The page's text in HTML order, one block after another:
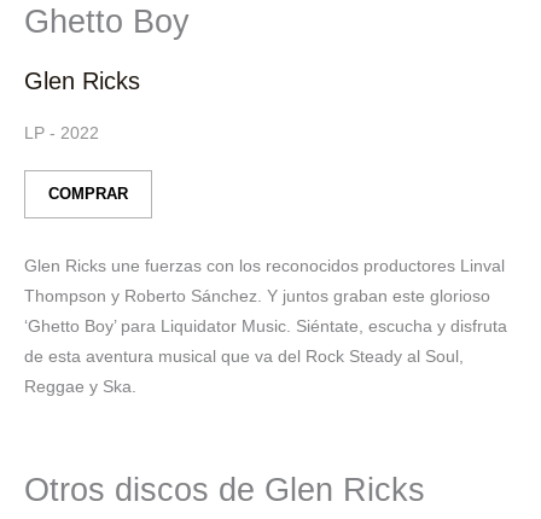
Ghetto Boy
Glen Ricks
LP - 2022
COMPRAR
Glen Ricks une fuerzas con los reconocidos productores Linval
Thompson y Roberto Sánchez. Y juntos graban este glorioso
‘Ghetto Boy’ para Liquidator Music. Siéntate, escucha y disfruta
de esta aventura musical que va del Rock Steady al Soul,
Reggae y Ska.
Otros discos de Glen Ricks